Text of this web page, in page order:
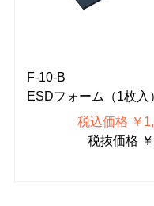
F-10-B
ESDフォーム（1枚入
税込価格 ￥
税抜価格